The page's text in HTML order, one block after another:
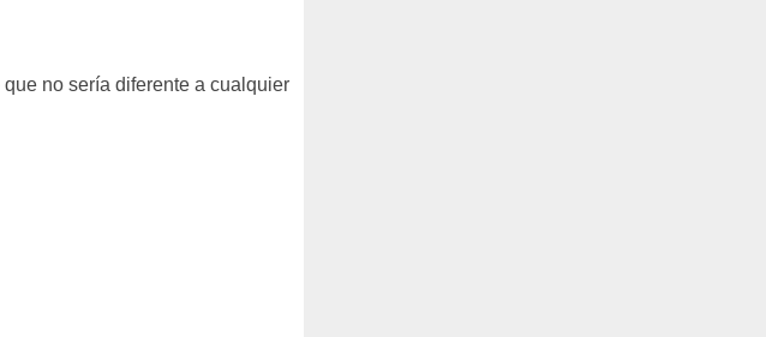
no sería diferente a cualquier